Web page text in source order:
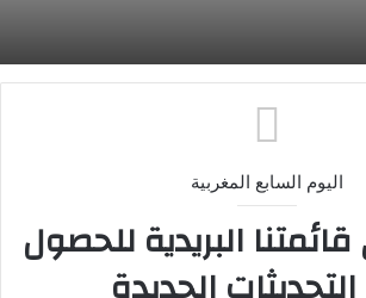
اليوم السابع المغربية
البريدية للحصول